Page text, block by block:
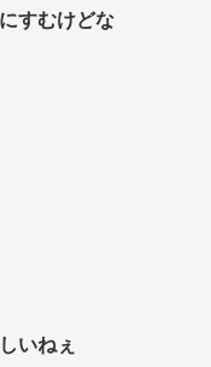
すむけどな
いねぇ